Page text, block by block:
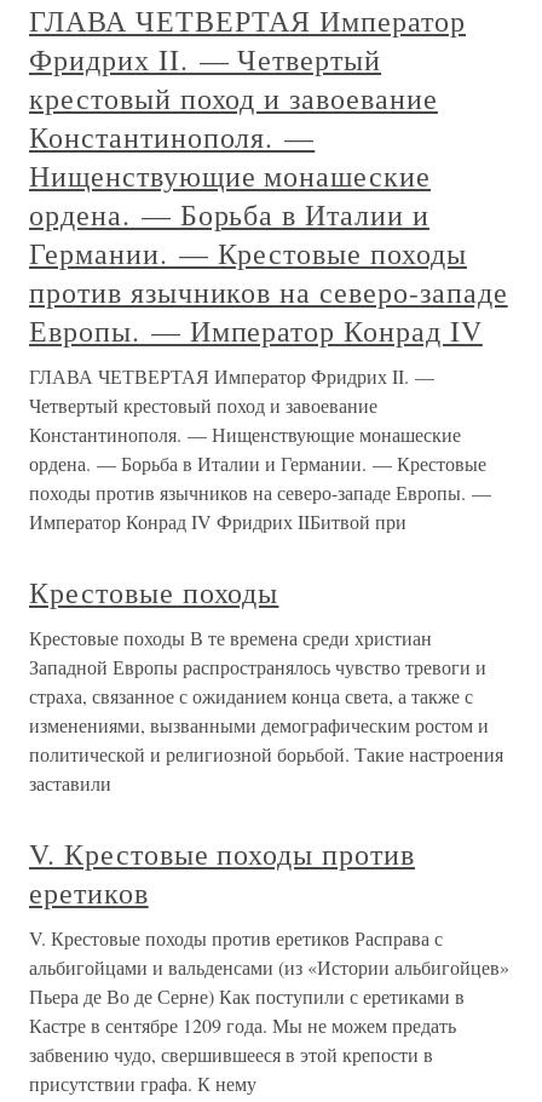
ГЛАВА ЧЕТВЕРТАЯ Император
Фридрих II. — Четвертый
крестовый поход и завоевание
Константинополя. —
Нищенствующие монашеские
ордена. — Борьба в Италии и
Германии. — Крестовые походы
против язычников на северо-западе
Европы. — Император Конрад IV
ГЛАВА ЧЕТВЕРТАЯ Император Фридрих II. —
Четвертый крестовый поход и завоевание
Константинополя. — Нищенствующие монашеские
ордена. — Борьба в Италии и Германии. — Крестовые
походы против язычников на северо-западе Европы. —
Император Конрад IV Фридрих IIБитвой при
Крестовые походы
Крестовые походы В те времена среди христиан
Западной Европы распространялось чувство тревоги и
страха, связанное с ожиданием конца света, а также с
изменениями, вызванными демографическим ростом и
политической и религиозной борьбой. Такие настроения
заставили
V. Крестовые походы против
еретиков
V. Крестовые походы против еретиков Расправа с
альбигойцами и вальденсами (из «Истории альбигойцев»
Пьера де Во де Серне) Как поступили с еретиками в
Кастре в сентябре 1209 года. Мы не можем предать
забвению чудо, свершившееся в этой крепости в
присутствии графа. К нему